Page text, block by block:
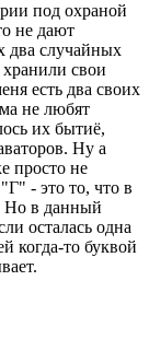
под охраной
не дают
два случайных
хранили свои
есть два своих
не любят
их бытиё,
Ну а
просто не
- это то, что в
Но в данный
осталась одна
когда-то буквой